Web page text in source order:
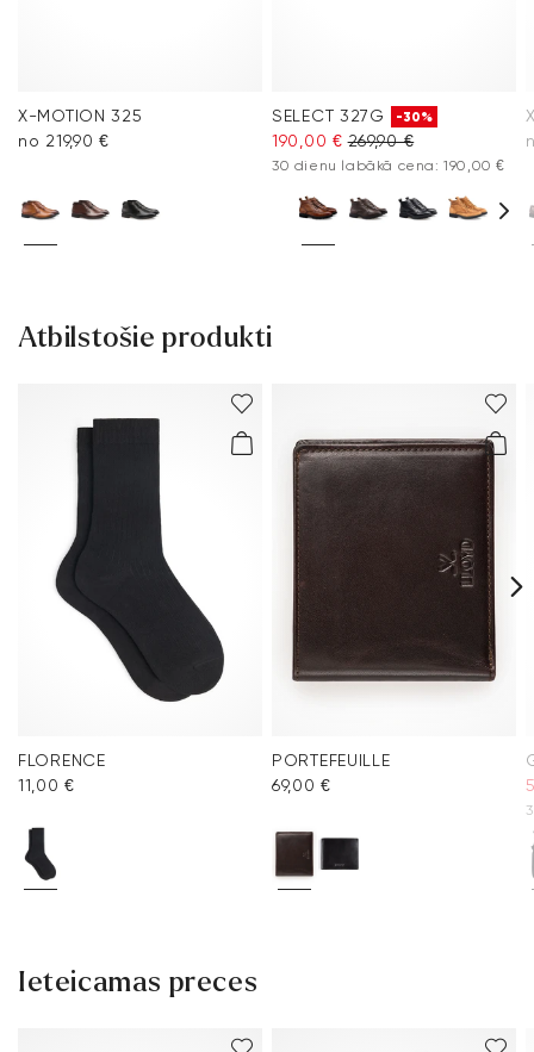
X-MOTION 325
no 219,90 €
SELECT 327G -30%
190,00 € 269,90 €
30 dienu labākā cena: 190,00 €
Atbilstošie produkti
FLORENCE
11,00 €
PORTEFEUILLE
69,00 €
Ieteicamas preces